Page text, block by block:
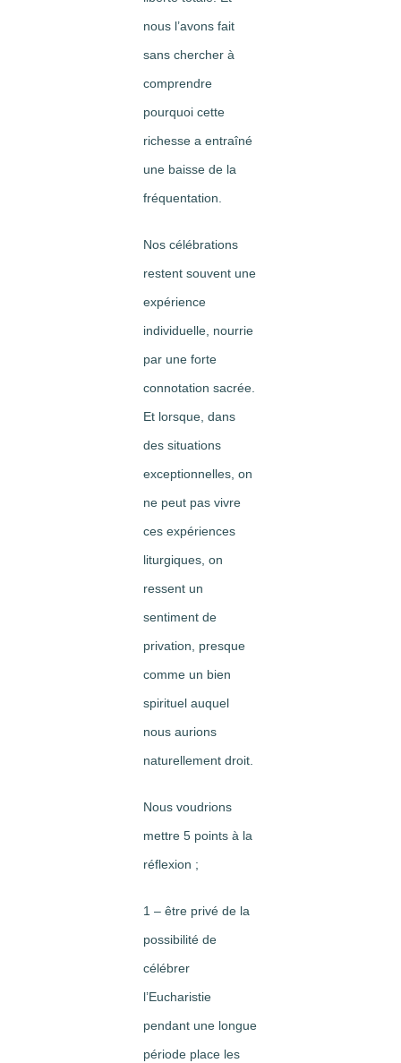
nous l’avons fait
sans chercher à
comprendre
pourquoi cette
richesse a entraîné
une baisse de la
fréquentation.
Nos célébrations
restent souvent une
expérience
individuelle, nourrie
par une forte
connotation sacrée.
Et lorsque, dans
des situations
exceptionnelles, on
ne peut pas vivre
ces expériences
liturgiques, on
ressent un
sentiment de
privation, presque
comme un bien
spirituel auquel
nous aurions
naturellement droit.
Nous voudrions
mettre 5 points à la
réflexion ;
1 – être privé de la
possibilité de
célébrer
l’Eucharistie
pendant une longue
période place les